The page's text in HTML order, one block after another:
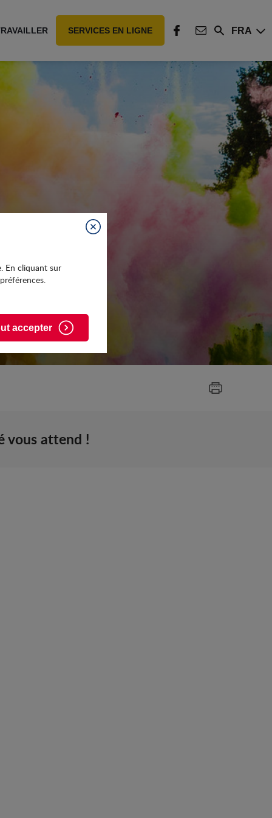
Fermer
En cliquant sur
accepter
SERVICES EN LIGNE
FACEBOOK
CONTACT
Rechercher
FRA
vous attend !